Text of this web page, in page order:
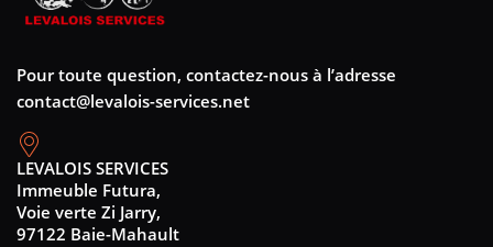
Pour toute question, contactez-nous à l’adresse
contact@levalois-services.net
LEVALOIS SERVICES
Immeuble Futura,
Voie verte Zi Jarry,
97122 Baie-Mahault